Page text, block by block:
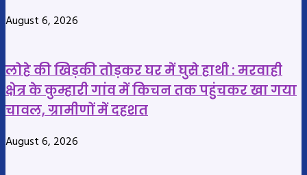
वालों
किया
पुलिस
के
हवाले
को
झीरम
समेत
12
बड़े
मामलों
की
होगी
August 6, 2026
लोहे की खिड़की तोड़कर घर में घुसे हाथी : मरवाही
क्षेत्र के कुम्हारी गांव में किचन तक पहुंचकर खा गया
चावल, ग्रामीणों में दहशत
August 6, 2026